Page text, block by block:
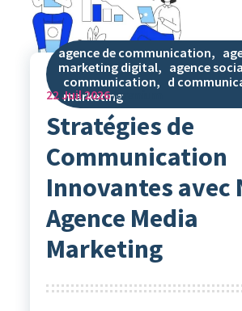
agence de communication,
marketing digital, agence
communication, d
marketing
22Juil 2026 uranium
Stratégies de
Communication
Innovantes avec
Agence Media
Marketing